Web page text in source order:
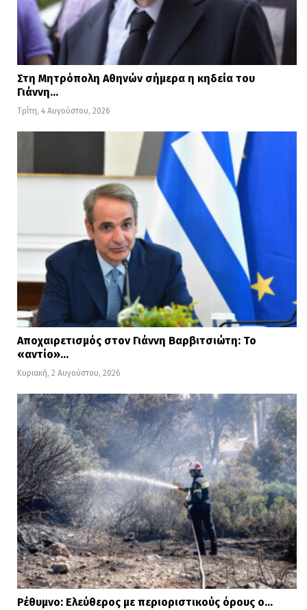
Στη Μητρόπολη Αθηνών σήμερα η κηδεία του
Γιάννη…
Τρίτη, 4 Αυγούστου, 2026
Αποχαιρετισμός στον Γιάννη Βαρβιτσιώτη: Το
«αντίο»…
Κυριακή, 2 Αυγούστου, 2026
Ρέθυμνο: Ελεύθερος με περιοριστικούς όρους ο…